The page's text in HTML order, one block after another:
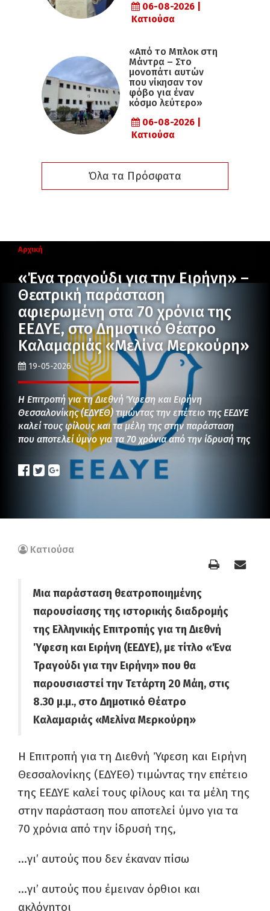
06-08-2026 |
Κατιούσα
«Από το Μπλοκ στη
Μάντρα – Στο
μονοπάτι αυτών
που νίκησαν τον
φόβο για έναν
κόσμο λεύτερο»
06-08-2026 |
Κατιούσα
Όλα τα Πρόσφατα
Αρχική
«Ένα τραγούδι για την Ειρήνη» –
Θεατρική παράσταση
αφιερωμένη στα 70 χρόνια της
ΕΕΔΥΕ, στο Δημοτικό Θέατρο
Καλαμαριάς «Μελίνα Μερκούρη»
19-05-2026
Η Επιτροπή για τη Διεθνή Ύφεση και Ειρήνη
Θεσσαλονίκης (ΕΔΥΕΘ) τιμώντας την επέτειο της ΕΕΔΥΕ
καλεί τους φίλους και τα μέλη της στην παράσταση
που αποτελεί ύμνο για τα 70 χρόνια από την ίδρυσή της
Κατιούσα
Μια παράσταση θεατροποιημένης
παρουσίασης της ιστορικής διαδρομής
της Ελληνικής Επιτροπής για τη Διεθνή
Ύφεση και Ειρήνη (ΕΕΔΥΕ), με τίτλο «Ένα
Τραγούδι για την Ειρήνη» που θα
παρουσιαστεί την Τετάρτη 20 Μάη, στις
8.30 μ.μ., στο Δημοτικό Θέατρο
Καλαμαριάς «Μελίνα Μερκούρη»
Η Επιτροπή για τη Διεθνή Ύφεση και Ειρήνη
Θεσσαλονίκης (ΕΔΥΕΘ) τιμώντας την επέτειο
της ΕΕΔΥΕ καλεί τους φίλους και τα μέλη της
στην παράσταση που αποτελεί ύμνο για τα
70 χρόνια από την ίδρυσή της,
…γι’ αυτούς που δεν έκαναν πίσω
…γι’ αυτούς που έμειναν όρθιοι και
ακλόνητοι